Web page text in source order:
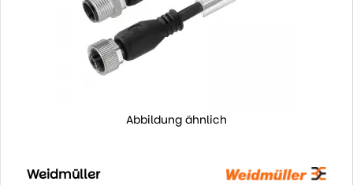
Abbildung ähnlich
Weidmüller